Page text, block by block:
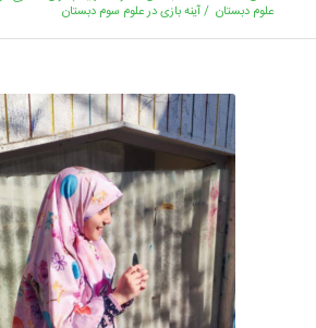
علوم دبستان /آینه بازی در علوم سوم دبستان